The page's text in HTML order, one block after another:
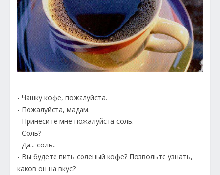
- Чашку кофе, пожалуйста.
- Пожалуйста, мадам.
- Принесите мне пожалуйста соль.
- Соль?
- Да... соль..
- Вы будете пить соленый кофе? Позвольте узнать,
каков он на вкус?